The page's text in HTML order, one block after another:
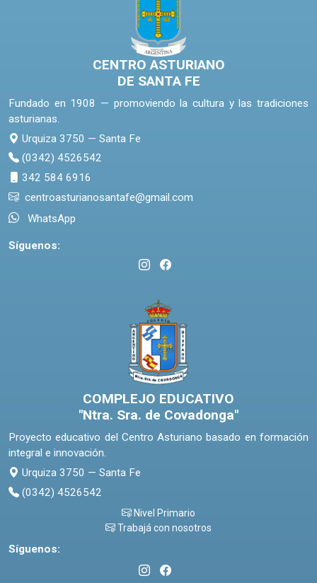
CENTRO ASTURIANO
DE SANTA FE
Fundado en 1908 — promoviendo la cultura y las tradiciones
asturianas.
Urquiza 3750 — Santa Fe
(0342) 4526542
342 584 6916
centroasturianosantafe@gmail.com
WhatsApp
Síguenos:
COMPLEJO EDUCATIVO
"Ntra. Sra. de Covadonga"
Proyecto educativo del Centro Asturiano basado en formación
integral e innovación.
Urquiza 3750 — Santa Fe
(0342) 4526542
Nivel Primario
Trabajá con nosotros
Síguenos: